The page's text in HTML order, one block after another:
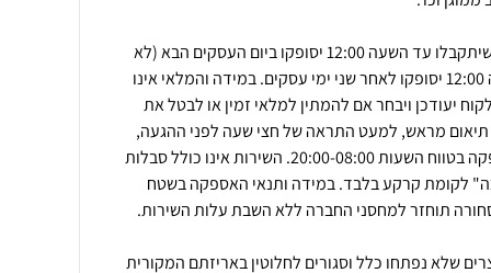
ב"משלוח מהיר לבית" הזמנות שיתקבלו עד השעה 12:00 יסופקו ביום העסקים הבא (לא
כולל חול המועד), ולאחר השעה 12:00 יסופקו לאחר שני ימי עסקים. במידה והמלאי אינו
יעודכן ויבחר אם להמתין למלאי זמין או לבטל את
תיאום מראש, למעט התראה של חצי שעה לפני ההגעה,
ועל כן יש להימצא במקום האספקה בטווח השעות 20:00-08:00. השירות אינו כולל סבלות
לקומת קרקע בלבד. במידה ותנאי האספקה בשטח
שלא נפתחו כלל וסגורים לחלוטין באריזתם המקורית